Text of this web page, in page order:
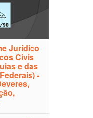
Jurídico
Civis
e das
-